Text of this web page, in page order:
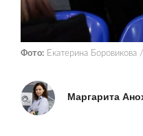
Фото: Екатерина
Маргарита